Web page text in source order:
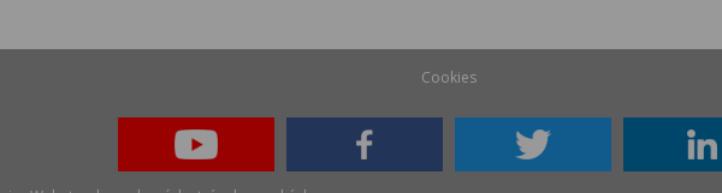
Cookies
Youtube Facebook Twitter LinkedIn